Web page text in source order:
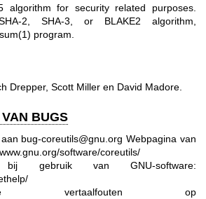
for security related purposes.
2, SHA-3, or BLAKE2 algorithm,
program.
Drepper, Scott Miller en David Madore.
BUGS
bug-coreutils@gnu.orgWebpagina van
software/coreutils/
gebruik van GNU-software:
vertaalfouten op